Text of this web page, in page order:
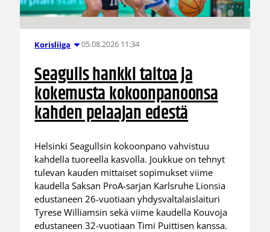
Korisliiga 05.08.2026 11:34
Seagulls hankki taitoa ja
kokemusta kokoonpanoonsa
kahden pelaajan edestä
Helsinki Seagullsin kokoonpano vahvistuu
kahdella tuoreella kasvolla. Joukkue on tehnyt
tulevan kauden mittaiset sopimukset viime
kaudella Saksan ProA-sarjan Karlsruhe Lionsia
edustaneen 26-vuotiaan yhdysvaltalaislaituri
Tyrese Williamsin sekä viime kaudella Kouvoja
edustaneen 32-vuotiaan Timi Puittisen kanssa.